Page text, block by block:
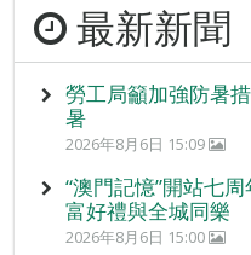
最新新聞
勞工局籲加強防暑
暑
2026年8月6日 15:09
“澳門記憶”開站七
富好禮與全城同樂
2026年8月6日 15:00